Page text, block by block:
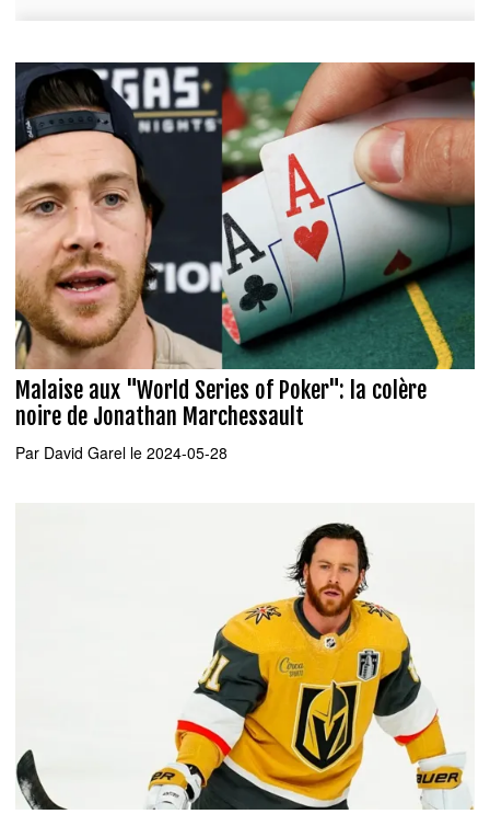
Malaise aux "World Series of Poker": la colère
noire de Jonathan Marchessault
Par David Garel le 2024-05-28